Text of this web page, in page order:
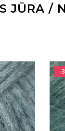
JŪRA /
-